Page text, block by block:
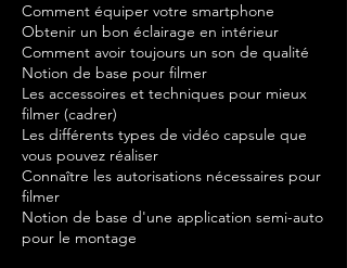
Comment équiper votre smartphone
Obtenir un bon éclairage en intérieur
Comment avoir toujours un son de qualité
Notion de base pour filmer
Les accessoires et techniques pour mieux
filmer (cadrer)
Les différents types de vidéo capsule que
vous pouvez réaliser
Connaître les autorisations nécessaires pour
filmer
Notion de base d'une application semi-auto
pour le montage